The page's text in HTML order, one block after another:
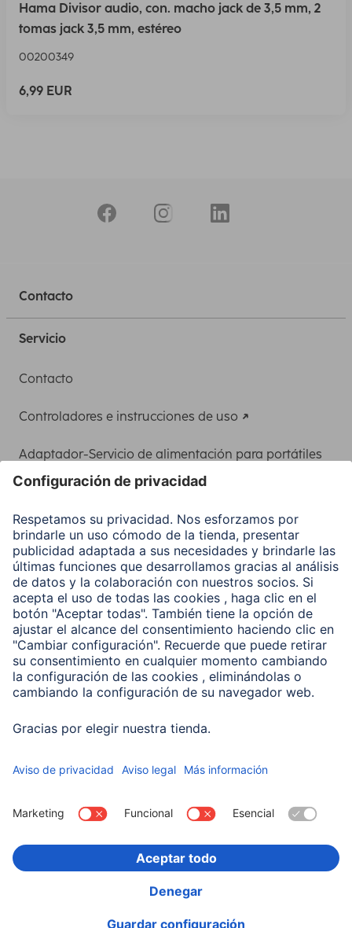
Hama Divisor audio, con. macho jack de 3,5 mm, 2
tomas jack 3,5 mm, estéreo
00200349
6,99 EUR
Contacto
Servicio
Contacto
Controladores e instrucciones de uso
Adaptador-Servicio de alimentación para portátiles
Clientes online
Conviértete en distribuidor
Compañía
Historia de la empresa
Hama en todo el Mundo
Sostenibilidad
Business-Portal
Escoger Pais
Declaración de accesibilidad